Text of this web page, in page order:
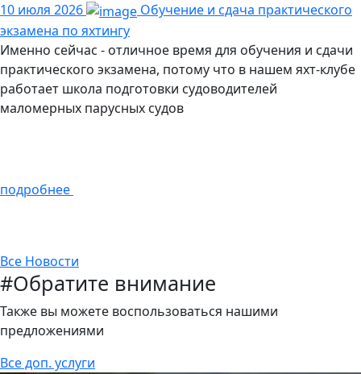
10 июля 2026
Обучение и сдача практического
экзамена по яхтингу
Именно сейчас - отличное время для обучения и сдачи
практического экзамена, потому что в нашем яхт-клубе
работает школа подготовки судоводителей
маломерных парусных судов
подробнее
Все Новости
#Обратите внимание
Также вы можете воспользоваться нашими
предложениями
Все доп. услуги